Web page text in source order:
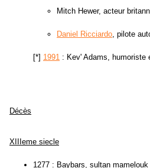
Mitch Hewer, acteur
Daniel Ricciardo, pilote
[*] 1991 : Kev' Adams, humoriste
Décès
XIIIeme siecle
1277 : Baybars, sultan